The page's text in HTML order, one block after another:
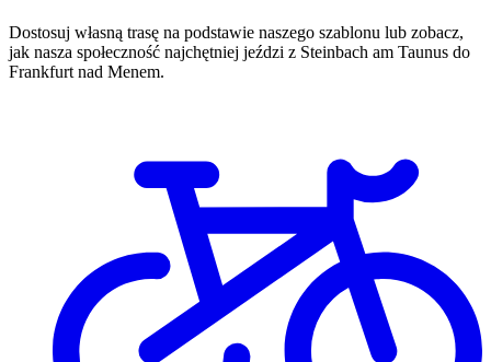
Dostosuj własną trasę na podstawie naszego szablonu lub zobacz,
jak nasza społeczność najchętniej jeździ z Steinbach am Taunus do
Frankfurt nad Menem.